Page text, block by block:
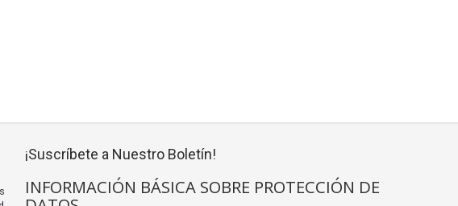
¡Suscríbete a Nuestro Boletín!
INFORMACIÓN BÁSICA SOBRE PROTECCIÓN DE